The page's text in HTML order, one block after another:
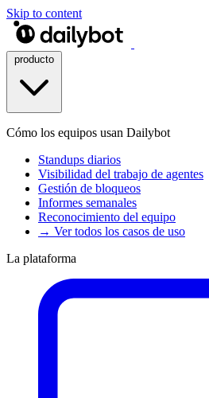
Skip to content
Cómo los equipos usan Dailybot
Standups diarios
Visibilidad del trabajo de agentes
Gestión de bloqueos
Informes semanales
Reconocimiento del equipo
→ Ver todos los casos de uso
La plataforma